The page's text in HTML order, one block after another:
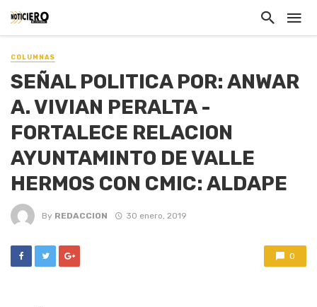
COLUMNAS
SEÑAL POLITICA POR: ANWAR
A. VIVIAN PERALTA -
FORTALECE RELACION
AYUNTAMINTO DE VALLE
HERMOS CON CMIC: ALDAPE
By REDACCION 30 enero, 2019
0